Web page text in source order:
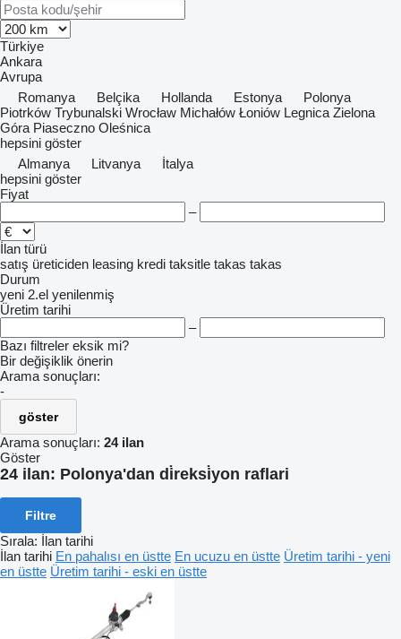
Türkiye
Ankara
Avrupa
Romanya
Belçika Hollanda Estonya
Polonya
Piotrków Trybunalski Wrocław Michałów Łoniów Legnica Zielona
Góra Piaseczno Oleśnica
hepsini göster
Almanya
Litvanya
İtalya
hepsini göster
Fiyat
–
İlan türü
satış üreticiden leasing kredi taksitle takas takas
Durum
yeni 2.el yenilenmiş
Üretim tarihi
–
Bazı filtreler eksik mi?
Bir değişiklik önerin
Arama sonuçları:
-
göster
Arama sonuçları: 24 ilan
Göster
24 ilan: Polonya'dan di̇reksi̇yon raflari
Filtre
Sırala: İlan tarihi
İlan tarihi En pahalısı en üstte En ucuzu en üstte Üretim tarihi - yeni
en üstte Üretim tarihi - eski en üstte